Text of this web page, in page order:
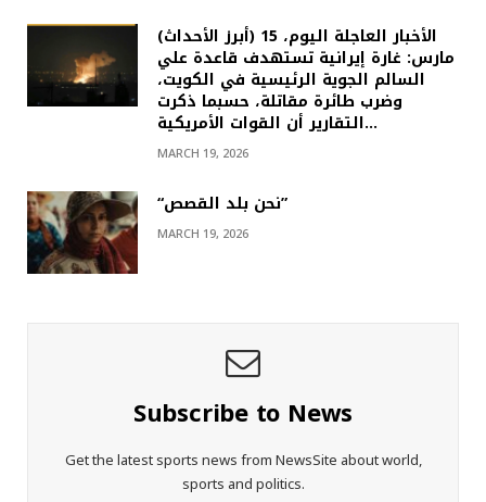
(أبرز الأحداث) الأخبار العاجلة اليوم، 15
مارس: غارة إيرانية تستهدف قاعدة علي
السالم الجوية الرئيسية في الكويت،
وضرب طائرة مقاتلة، حسبما ذكرت
التقارير أن القوات الأمريكية…
MARCH 19, 2026
“نحن بلد القصص”
MARCH 19, 2026
Subscribe to News
Get the latest sports news from NewsSite about world,
sports and politics.